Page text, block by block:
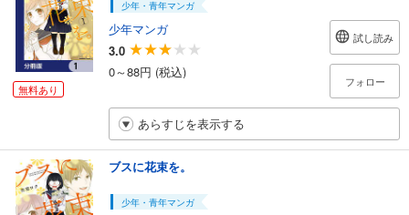
無料あり
少年・青年マンガ
少年マンガ
3.0
0～88円 (税込)
試し読み
フォロー
あらすじを表示する
ブスに花束を。
少年・青年マンガ